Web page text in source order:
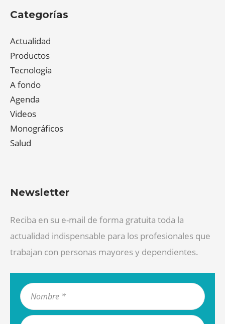
Categorías
Actualidad
Productos
Tecnología
A fondo
Agenda
Videos
Monográficos
Salud
Newsletter
Reciba en su e-mail de forma gratuita toda la
actualidad indispensable para los profesionales que
trabajan con personas mayores y dependientes.